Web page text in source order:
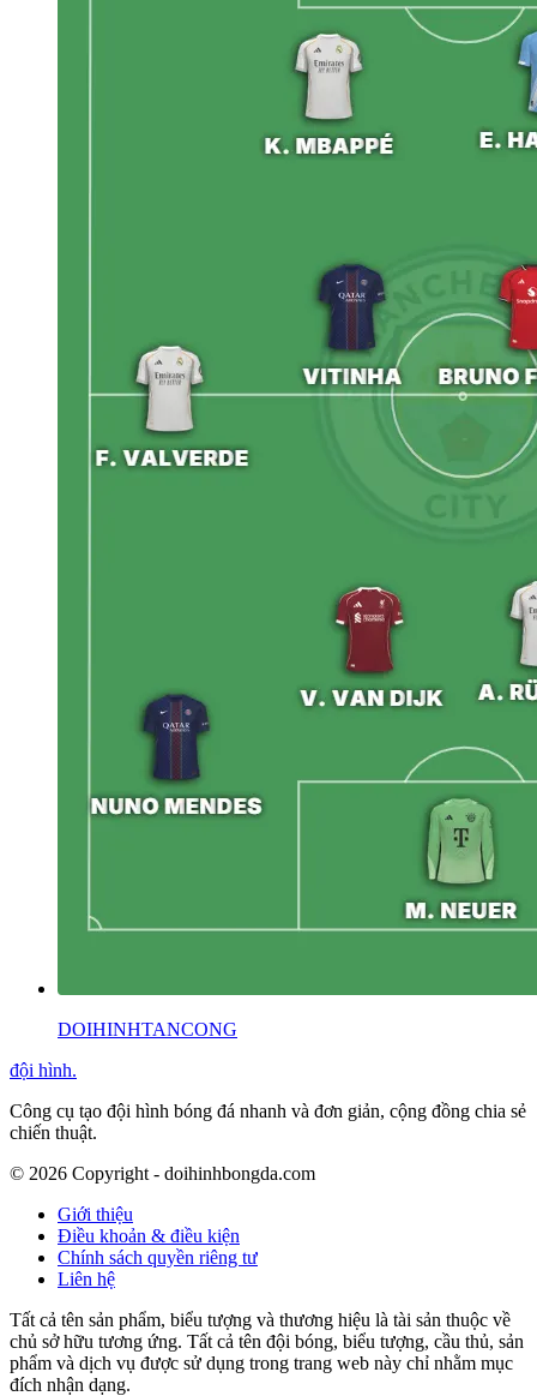
DOIHINHTANCONG
đội hình.
Công cụ tạo đội hình bóng đá nhanh và đơn giản, cộng đồng chia sẻ
chiến thuật.
© 2026 Copyright - doihinhbongda.com
Giới thiệu
Điều khoản & điều kiện
Chính sách quyền riêng tư
Liên hệ
Tất cả tên sản phẩm, biểu tượng và thương hiệu là tài sản thuộc về
chủ sở hữu tương ứng. Tất cả tên đội bóng, biểu tượng, cầu thủ, sản
phẩm và dịch vụ được sử dụng trong trang web này chỉ nhằm mục
đích nhận dạng.